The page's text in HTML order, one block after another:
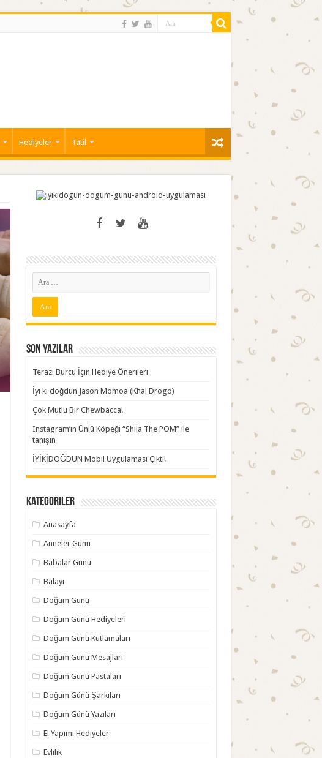
Hediyeler Tatil
Son Yazılar
Terazi Burcu İçin Hediye Önerileri
İyi ki doğdun Jason Momoa (Khal Drogo)
Çok Mutlu Bir Chewbacca!
Instagram’ın Ünlü Köpeği “Shila The POM” ile
tanışın
İYİKİDOĞDUN Mobil Uygulaması Çıktı!
Kategoriler
Anasayfa
Anneler Günü
Babalar Günü
Balayı
Doğum Günü
Doğum Günü Hediyeleri
Doğum Günü Kutlamaları
Doğum Günü Mesajları
Doğum Günü Pastaları
Doğum Günü Şarkıları
Doğum Günü Yazıları
El Yapımı Hediyeler
Evlilik